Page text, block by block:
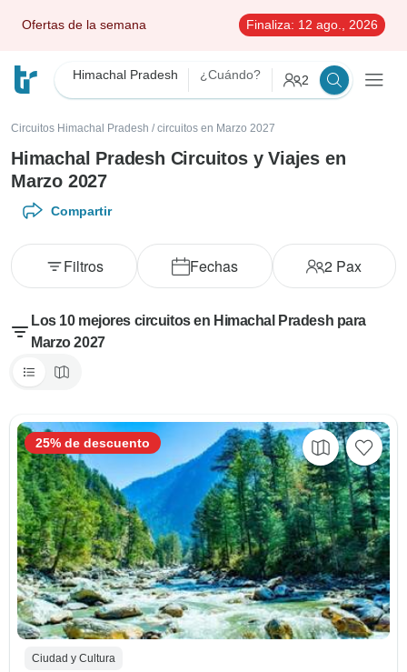
Ofertas de la semana Finaliza: 12 ago., 2026
Himachal Pradesh ¿Cuándo? 2
Circuitos Himachal Pradesh / circuitos en Marzo 2027
Himachal Pradesh Circuitos y Viajes en
Marzo 2027
Compartir
Fechas 2 Pax
Filtros
Los 10 mejores circuitos en Himachal Pradesh para
Marzo 2027
Ciudad y Cultura
25% de descuento